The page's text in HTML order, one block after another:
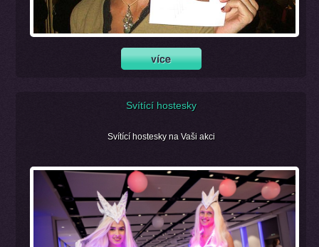
Svítící hostesky
Svítící hostesky na Vaši akci